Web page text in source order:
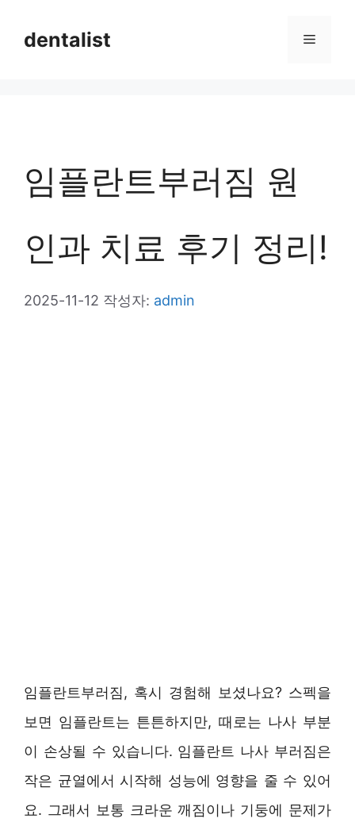
dentalist 메
임플란트부러짐 원
인과 치료 후기 정리!
2025-11-12 작성자: admin
임플란트부러짐, 혹시 경험해 보셨나요? 스펙을
보면 임플란트는 튼튼하지만, 때로는 나사 부분
이 손상될 수 있습니다. 임플란트 나사 부러짐은
작은 균열에서 시작해 성능에 영향을 줄 수 있어
요. 그래서 보통 크라운 깨짐이나 기둥에 문제가